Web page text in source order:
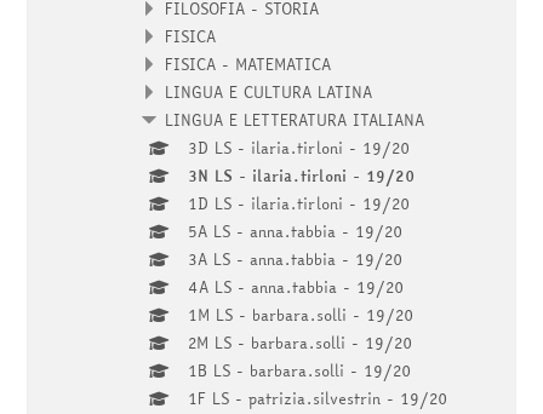
FILOSOFIA - STORIA
FISICA
FISICA - MATEMATICA
LINGUA E CULTURA LATINA
LINGUA E LETTERATURA ITALIANA
3D LS - ilaria.tirloni - 19/20
3N LS - ilaria.tirloni - 19/20
1D LS - ilaria.tirloni - 19/20
5A LS - anna.tabbia - 19/20
3A LS - anna.tabbia - 19/20
4A LS - anna.tabbia - 19/20
1M LS - barbara.solli - 19/20
2M LS - barbara.solli - 19/20
1B LS - barbara.solli - 19/20
1F LS - patrizia.silvestrin - 19/20